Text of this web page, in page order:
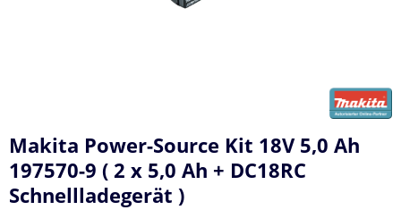
Makita Power-Source Kit 18V 5,0 Ah
197570-9 ( 2 x 5,0 Ah + DC18RC
Schnellladegerät )